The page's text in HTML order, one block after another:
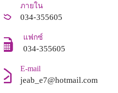
ภายใน
034-355605
แฟกซ์
034-355605
E-mail
jeab_e7@hotmail.com